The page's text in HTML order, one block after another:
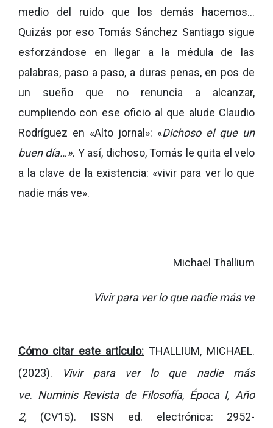
medio del ruido que los demás hacemos…
Quizás por eso Tomás Sánchez Santiago sigue
esforzándose en llegar a la médula de las
palabras, paso a paso, a duras penas, en pos de
un sueño que no renuncia a alcanzar,
cumpliendo con ese oficio al que alude Claudio
Rodríguez en «Alto jornal»: «Dichoso el que un
buen día…». Y así, dichoso, Tomás le quita el velo
a la clave de la existencia: «vivir para ver lo que
nadie más ve».
Michael Thallium
Vivir para ver lo que nadie más ve
Cómo citar este artículo: THALLIUM, MICHAEL.
(2023).
Vivir para ver lo que nadie más
ve. Numinis Revista de Filosofía, Época I, Año
2, (CV15).
ISSN ed. electrónica: 2952-